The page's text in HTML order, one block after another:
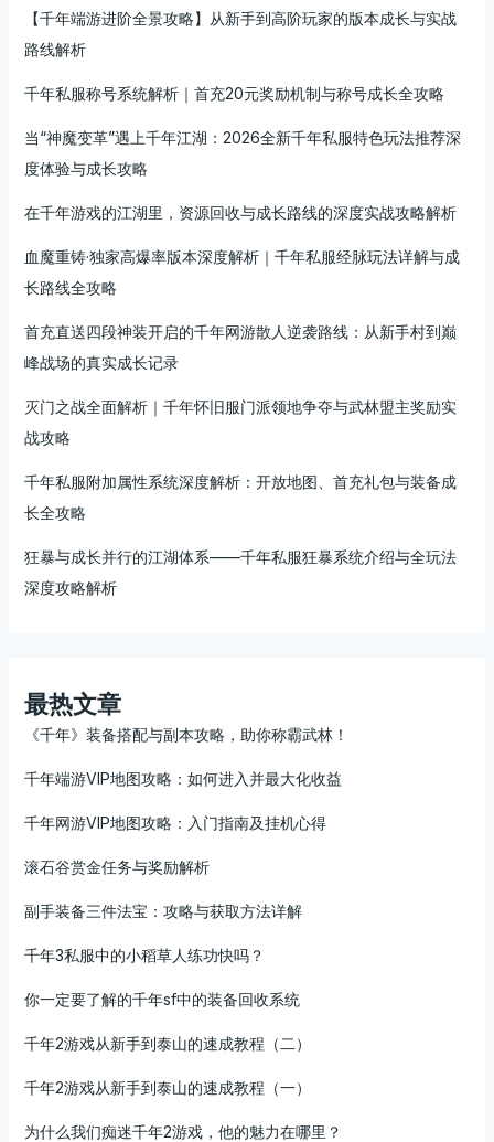
【千年端游进阶全景攻略】从新手到高阶玩家的版本成长与实战
路线解析
千年私服称号系统解析｜首充20元奖励机制与称号成长全攻略
当“神魔变革”遇上千年江湖：2026全新千年私服特色玩法推荐深
度体验与成长攻略
在千年游戏的江湖里，资源回收与成长路线的深度实战攻略解析
血魔重铸·独家高爆率版本深度解析｜千年私服经脉玩法详解与成
长路线全攻略
首充直送四段神装开启的千年网游散人逆袭路线：从新手村到巅
峰战场的真实成长记录
灭门之战全面解析｜千年怀旧服门派领地争夺与武林盟主奖励实
战攻略
千年私服附加属性系统深度解析：开放地图、首充礼包与装备成
长全攻略
狂暴与成长并行的江湖体系——千年私服狂暴系统介绍与全玩法
深度攻略解析
最热文章
《千年》装备搭配与副本攻略，助你称霸武林！
千年端游VIP地图攻略：如何进入并最大化收益
千年网游VIP地图攻略：入门指南及挂机心得
滚石谷赏金任务与奖励解析
副手装备三件法宝：攻略与获取方法详解
千年3私服中的小稻草人练功快吗？
你一定要了解的千年sf中的装备回收系统
千年2游戏从新手到泰山的速成教程（二）
千年2游戏从新手到泰山的速成教程（一）
为什么我们痴迷千年2游戏，他的魅力在哪里？